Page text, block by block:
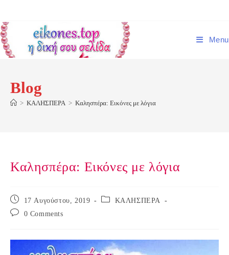
content
Menu
Blog
> ΚΑΛΗΣΠΕΡΑ > Καλησπέρα: Εικόνες με λόγια
Καλησπέρα: Εικόνες με λόγια
Post
published:
17 Αυγούστου, 2019
Post
ΚΑΛΗΣΠΕΡΑ
Post
0 Comments